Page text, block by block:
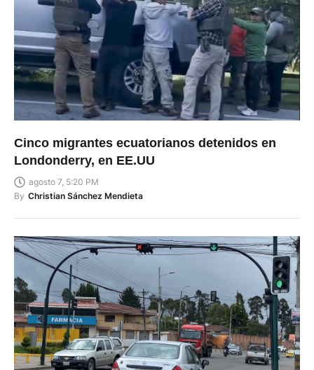
Cinco migrantes ecuatorianos detenidos en
Londonderry, en EE.UU
agosto 7, 5:20 PM
By Christian Sánchez Mendieta